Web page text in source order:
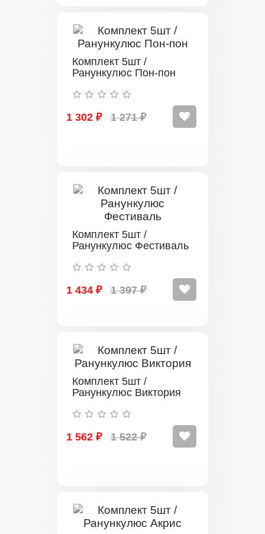
Комплект 5шт /
Ранункулюс Пон-пон
1 302 ₽ 1 271 ₽
Комплект 5шт /
Ранункулюс Фестиваль
1 434 ₽ 1 397 ₽
Комплект 5шт /
Ранункулюс Виктория
1 562 ₽ 1 522 ₽